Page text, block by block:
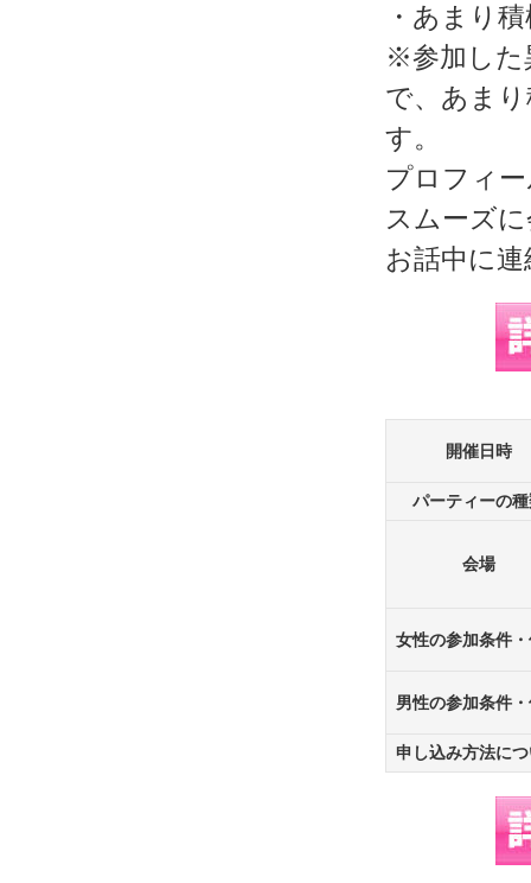
・あまり
※参加した
で、あま
す。
プロフィ
スムーズ
お話中に
開催日時
パーティーの
会場
女性の参加条件
男性の参加条件
申し込み方法に